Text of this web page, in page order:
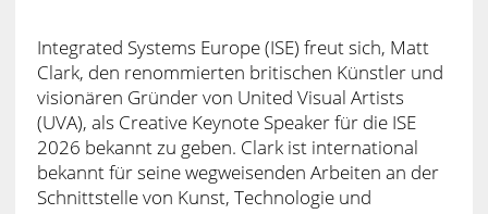
Integrated Systems Europe (ISE) freut sich, Matt
Clark, den renommierten britischen Künstler und
visionären Gründer von United Visual Artists
(UVA), als Creative Keynote Speaker für die ISE
2026 bekannt zu geben. Clark ist international
bekannt für seine wegweisenden Arbeiten an der
Schnittstelle von Kunst, Technologie und